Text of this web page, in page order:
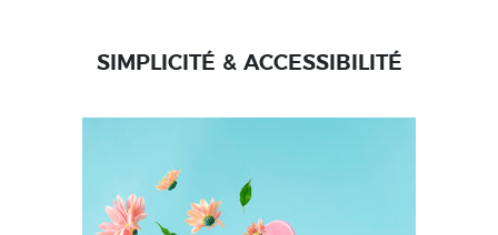
SIMPLICITÉ & ACCESSIBILITÉ